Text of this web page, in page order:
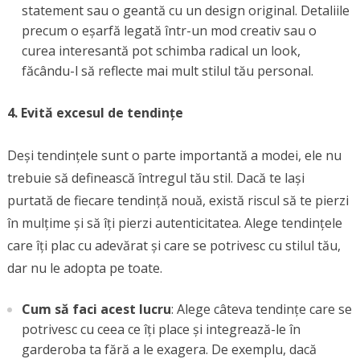
statement sau o geantă cu un design original. Detaliile
precum o eșarfă legată într-un mod creativ sau o
curea interesantă pot schimba radical un look,
făcându-l să reflecte mai mult stilul tău personal.
4. Evită excesul de tendințe
Deși tendințele sunt o parte importantă a modei, ele nu
trebuie să definească întregul tău stil. Dacă te lași
purtată de fiecare tendință nouă, există riscul să te pierzi
în mulțime și să îți pierzi autenticitatea. Alege tendințele
care îți plac cu adevărat și care se potrivesc cu stilul tău,
dar nu le adopta pe toate.
Cum să faci acest lucru: Alege câteva tendințe care se
potrivesc cu ceea ce îți place și integrează-le în
garderoba ta fără a le exagera. De exemplu, dacă